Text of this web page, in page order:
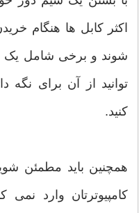
اکثر کابل ها هنگام
شوند و برخی شامل
توانید از آن برای نگه
کنید.
همچنین باید مطمئن
کامپیوترتان وارد